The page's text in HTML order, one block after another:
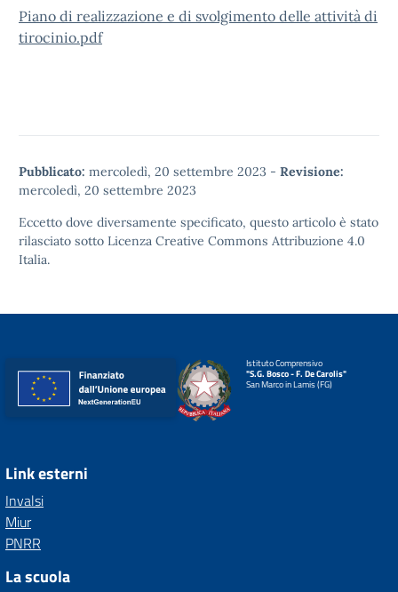
Piano di realizzazione e di svolgimento delle attività di
tirocinio.pdf
Pubblicato: mercoledì, 20 settembre 2023 - Revisione:
mercoledì, 20 settembre 2023
Eccetto dove diversamente specificato, questo articolo è stato
rilasciato sotto Licenza Creative Commons Attribuzione 4.0
Italia.
Istituto Comprensivo
"S.G. Bosco - F. De Carolis"
San Marco in Lamis (FG)
Link esterni
Invalsi
Miur
PNRR
La scuola